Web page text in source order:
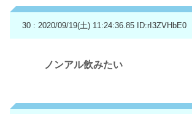
30 : 2020/09/19(土) 11:24:36.85 ID:rI3ZVHbE0
ノンアル飲みたい